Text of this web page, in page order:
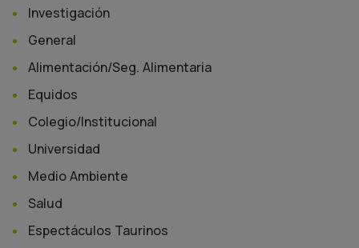
Investigación
General
Alimentación/Seg. Alimentaria
Equidos
Colegio/Institucional
Universidad
Medio Ambiente
Salud
Espectáculos Taurinos